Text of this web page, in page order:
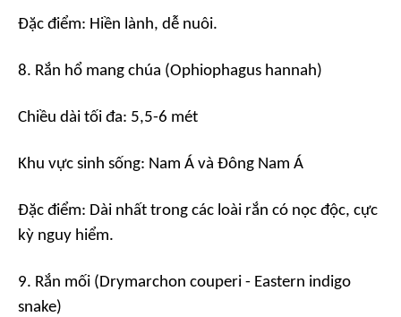
Đặc điểm: Hiền lành, dễ nuôi.
8. Rắn hổ mang chúa (Ophiophagus hannah)
Chiều dài tối đa: 5,5-6 mét
Khu vực sinh sống: Nam Á và Đông Nam Á
Đặc điểm: Dài nhất trong các loài rắn có nọc độc, cực
kỳ nguy hiểm.
9. Rắn mối (Drymarchon couperi - Eastern indigo
snake)